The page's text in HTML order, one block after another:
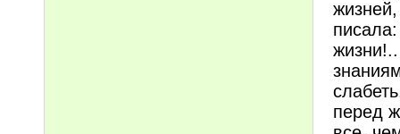
перед